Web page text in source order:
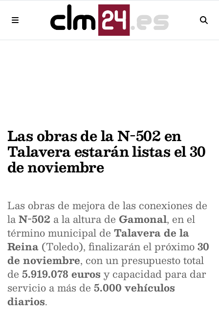
Las obras de la N-502 en
Talavera estarán listas el 30
de noviembre
Las obras de mejora de las conexiones de
laN-502 a la altura de Gamonal, en el
término municipal de Talavera de la
Reina (Toledo), finalizarán el próximo30
de noviembre, con un presupuesto total
de 5.919.078 euros y capacidad para dar
servicio a más de 5.000 vehículos
diarios.